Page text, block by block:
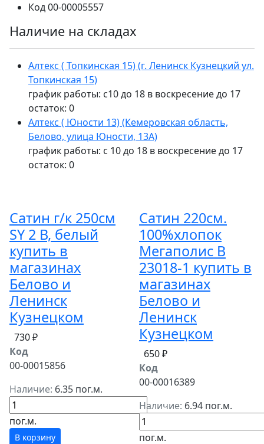
Код00-00005557
Наличие на складах
Алтекс ( Топкинская 15) (г. Ленинск Кузнецкий ул.
Топкинская 15)
график работы: с10 до 18 в воскресение до 17
остаток: 0
Алтекс ( Юности 13) (Кемеровская область,
Белово, улица Юности, 13А)
график работы: с 10 до 18 в воскресение до 17
остаток: 0
Сатин г/к 250см
SY 2 В, белый
купить в
магазинах
Белово и
Ленинск
Кузнецком
730 ₽
Код
00-00015856
Наличие: 6.35 пог.м.
пог.м.
В корзину
Сатин 220см.
100%хлопок
Мегаполис В
23018-1 купить в
магазинах
Белово и
Ленинск
Кузнецком
650 ₽
Код
00-00016389
Наличие: 6.94 пог.м.
пог.м.